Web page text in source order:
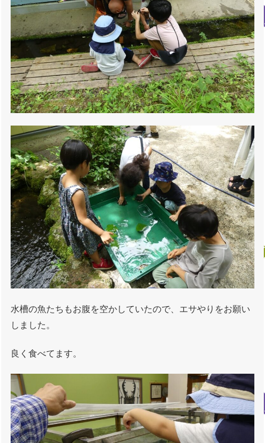
水槽の魚たちもお腹を空かしていたので、エサやりをお願い
しました。
良く食べてます。